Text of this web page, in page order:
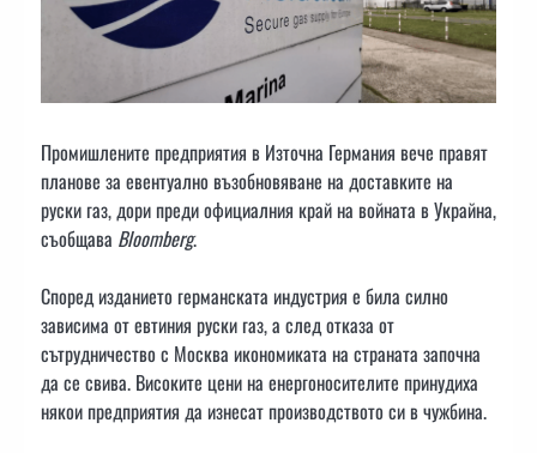
Промишлените предприятия в Източна Германия вече правят
планове за евентуално възобновяване на доставките на
руски газ, дори преди официалния край на войната в Украйна,
съобщава Bloomberg.
Според изданието германската индустрия е била силно
зависима от евтиния руски газ, а след отказа от
сътрудничество с Москва икономиката на страната започна
да се свива. Високите цени на енергоносителите принудиха
някои предприятия да изнесат производството си в чужбина.